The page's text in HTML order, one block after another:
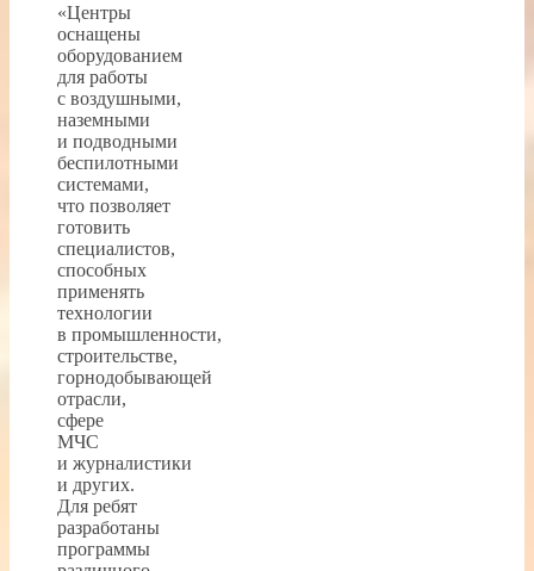
«Центры
оснащены
оборудованием
для работы
с воздушными,
наземными
и подводными
беспилотными
системами,
что позволяет
готовить
специалистов,
способных
применять
технологии
в промышленности,
строительстве,
горнодобывающей
отрасли,
сфере
МЧС
и журналистики
и других.
Для ребят
разработаны
программы